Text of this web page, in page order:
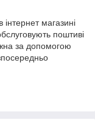
магазині
поштиві
за допомогою